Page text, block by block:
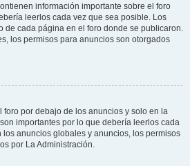
información importante sobre el foro
leerlos cada vez que sea posible. Los
cada página en el foro donde se publicaron.
los permisos para anuncios son otorgados
foro por debajo de los anuncios y solo en la
importantes por lo que debería leerlos cada
anuncios globales y anuncios, los permisos
por La Administración.